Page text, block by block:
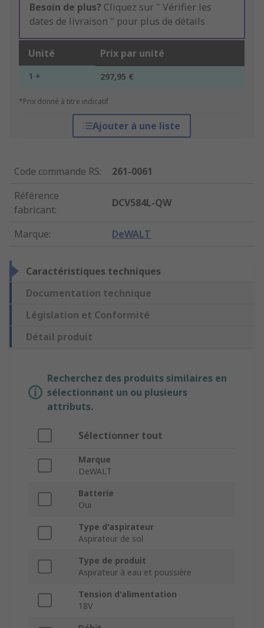
Besoin de plus? Cliquez sur " Vérifier les
dates de livraison " pour plus de détails
Unité Prix par unité
1 + 297,95 €
*Prix donné à titre indicatif
Ajouter à une liste
Code commande RS:
261-0061
Référence
fabricant:
DCV584L-QW
Marque: DeWALT
Caractéristiques techniques
Documentation technique
Législation et Conformité
Détail produit
Recherchez des produits similaires en
sélectionnant un ou plusieurs
attributs.
Sélectionner tout
Marque
DeWALT
Batterie
Oui
Type d'aspirateur
Aspirateur de sol
Type de produit
Aspirateur à eau et poussière
Tension d'alimentation
18V